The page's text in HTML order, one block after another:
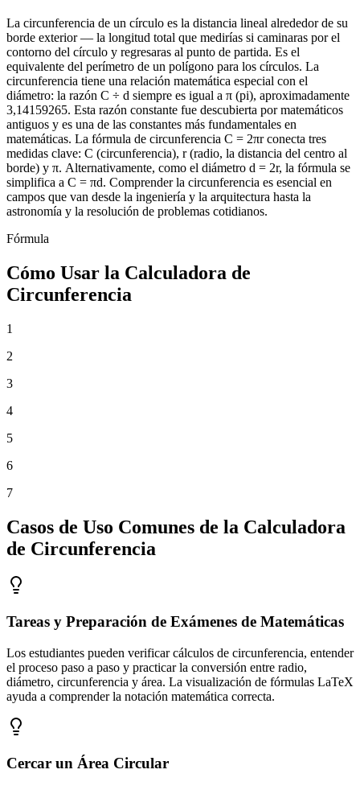
La circunferencia de un círculo es la distancia lineal alrededor de su
borde exterior — la longitud total que medirías si caminaras por el
contorno del círculo y regresaras al punto de partida. Es el
equivalente del perímetro de un polígono para los círculos. La
circunferencia tiene una relación matemática especial con el
diámetro: la razón C ÷ d siempre es igual a π (pi), aproximadamente
3,14159265. Esta razón constante fue descubierta por matemáticos
antiguos y es una de las constantes más fundamentales en
matemáticas. La fórmula de circunferencia C = 2πr conecta tres
medidas clave: C (circunferencia), r (radio, la distancia del centro al
borde) y π. Alternativamente, como el diámetro d = 2r, la fórmula se
simplifica a C = πd. Comprender la circunferencia es esencial en
campos que van desde la ingeniería y la arquitectura hasta la
astronomía y la resolución de problemas cotidianos.
Fórmula
Cómo Usar la Calculadora de
Circunferencia
1
2
3
4
5
6
7
Casos de Uso Comunes de la Calculadora
de Circunferencia
Tareas y Preparación de Exámenes de Matemáticas
Los estudiantes pueden verificar cálculos de circunferencia, entender
el proceso paso a paso y practicar la conversión entre radio,
diámetro, circunferencia y área. La visualización de fórmulas LaTeX
ayuda a comprender la notación matemática correcta.
Cercar un Área Circular